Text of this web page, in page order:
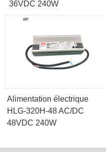
36VDC 240W
Alimentation électrique
HLG-320H-48 AC/DC
48VDC 240W